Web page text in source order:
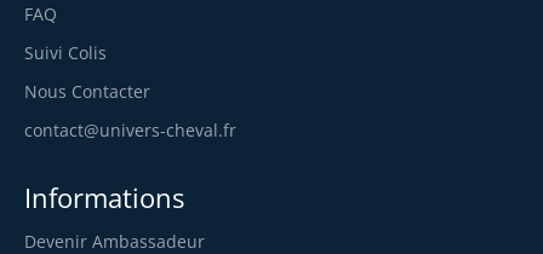
FAQ
Suivi Colis
Nous Contacter
contact@univers-cheval.fr
Informations
Devenir Ambassadeur